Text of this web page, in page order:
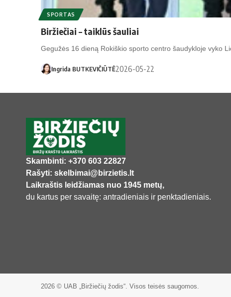
SPORTAS
Biržiečiai – taiklūs šauliai
Gegužės 16 dieną Rokiškio sporto centro šaudykloje vyko
Ingrida BUTKEVIČIŪTĖ2026-05-22
Skambinti: +370 603 22827
Rašyti: skelbimai@birzietis.lt
Laikraštis leidžiamas nuo 1945 metų,
du kartus per savaitę: antradieniais ir penktadieniais.
2026 © UAB „Biržiečių žodis“. Visos teisės saugomos.